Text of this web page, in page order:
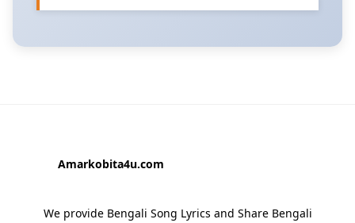
Amarkobita4u.com
We provide Bengali Song Lyrics and Share Bengali